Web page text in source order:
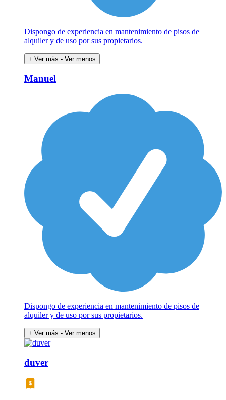
Dispongo de experiencia en mantenimiento de pisos de
alquiler y de uso por sus propietarios.
+ Ver más - Ver menos
Manuel
Dispongo de experiencia en mantenimiento de pisos de
alquiler y de uso por sus propietarios.
+ Ver más - Ver menos
duver